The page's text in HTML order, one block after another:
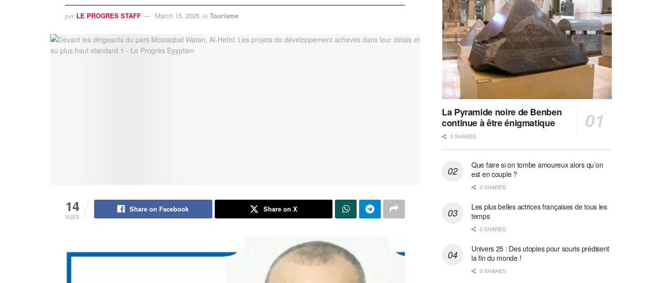
par LE PROGRES STAFF March 15, 2026 in Tourisme
14
VUES
Share on Facebook Share on X
La Pyramide noire de Benben
continue à être énigmatique
0 SHARES
Que faire si on tombe amoureux alors qu’on
est en couple ?
0 SHARES
Les plus belles actrices françaises de tous les
temps
0 SHARES
Univers 25 : Des utopies pour souris prédisent
la fin du monde !
0 SHARES